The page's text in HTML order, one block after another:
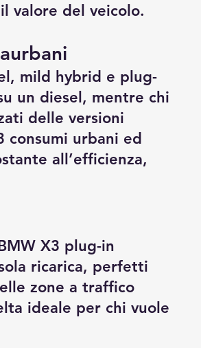
valore del veicolo.
mild hybrid e plug-
un diesel, mentre chi
delle versioni
consumi urbani ed
all’efficienza,
X3 plug-in
ricarica, perfetti
zone a traffico
ideale per chi vuole